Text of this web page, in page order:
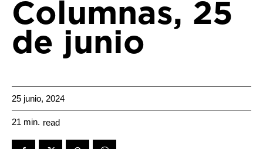
Columnas, 25
de junio
25 junio, 2024
21 min. read